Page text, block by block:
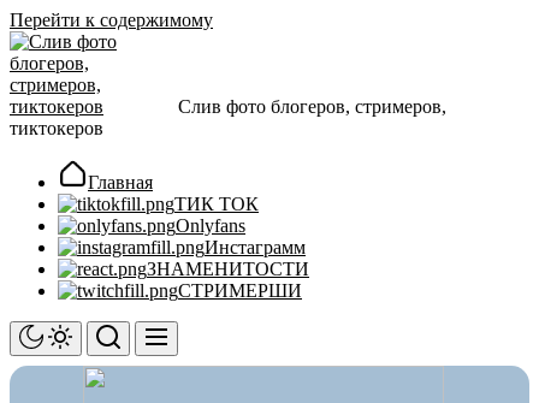
Перейти к содержимому
Слив фото блогеров, стримеров,
тиктокеров
Главная
ТИК ТОК
Onlyfans
Инстаграмм
ЗНАМЕНИТОСТИ
СТРИМЕРШИ